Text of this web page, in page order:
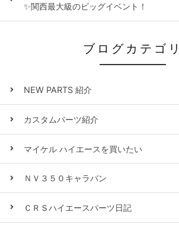
✨関西最大級のビッグイベント！
ブログカテゴリ
NEW PARTS 紹介
カスタムパーツ紹介
マイケル ハイエースを買いたい
ＮＶ３５０キャラバン
ＣＲＳハイエースパーツ日記